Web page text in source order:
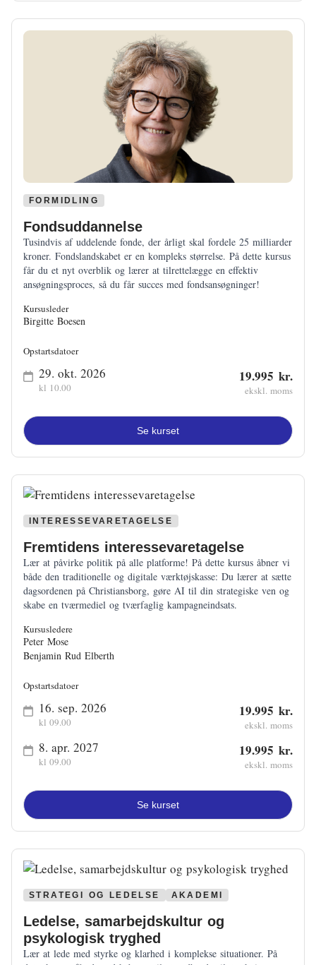
FORMIDLING
Fondsuddannelse
Tusindvis af uddelende fonde, der årligt skal fordele 25 milliarder
kroner. Fondslandskabet er en kompleks størrelse. På dette kursus
får du et nyt overblik og lærer at tilrettelægge en effektiv
ansøgningsproces, så du får succes med fondsansøgninger!
Kursusleder
Birgitte Boesen
Opstartsdatoer
29. okt. 2026
kl 10.00
19.995 kr.
ekskl. moms
Se kurset
INTERESSEVARETAGELSE
Fremtidens interessevaretagelse
Lær at påvirke politik på alle platforme! På dette kursus åbner vi
både den traditionelle og digitale værktøjskasse: Du lærer at sætte
dagsordenen på Christiansborg, gøre AI til din strategiske ven og
skabe en tværmediel og tværfaglig kampagneindsats.
Kursusledere
Peter Mose
Benjamin Rud Elberth
Opstartsdatoer
16. sep. 2026
kl 09.00
19.995 kr.
ekskl. moms
8. apr. 2027
kl 09.00
19.995 kr.
ekskl. moms
Se kurset
STRATEGI OG LEDELSE AKADEMI
Ledelse, samarbejdskultur og
psykologisk tryghed
Lær at lede med styrke og klarhed i komplekse situationer. På